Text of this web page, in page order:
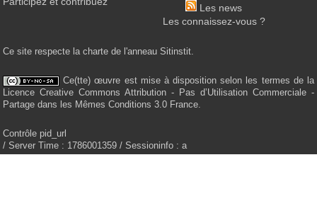
Les news
Les connaissez-vous ?
Ce site respecte la charte de l'anneau Sitinstit.
Ce(tte) œuvre est mise à disposition selon les termes de la
Licence Creative Commons Attribution - Pas d’Utilisation Commerciale -
Partage dans les Mêmes Conditions 3.0 France.
Contrôle pid_url
/ Server Time : 1786001359 / Sessioninfo : a